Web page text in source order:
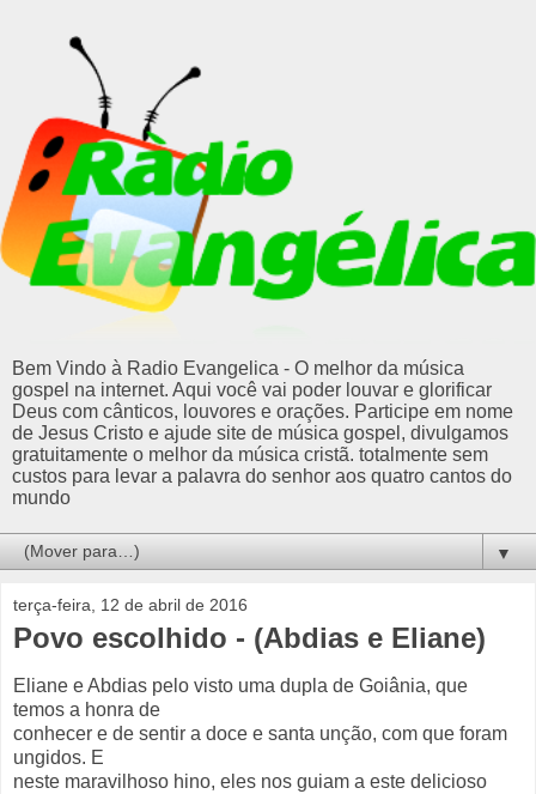
Bem Vindo à Radio Evangelica - O melhor da música
gospel na internet. Aqui você vai poder louvar e glorificar
Deus com cânticos, louvores e orações. Participe em nome
de Jesus Cristo e ajude site de música gospel, divulgamos
gratuitamente o melhor da música cristã. totalmente sem
custos para levar a palavra do senhor aos quatro cantos do
mundo
▼
terça-feira, 12 de abril de 2016
Povo escolhido - (Abdias e Eliane)
Eliane e Abdias pelo visto uma dupla de Goiânia, que
temos a honra de
conhecer e de sentir a doce e santa unção, com que foram
ungidos. E
neste maravilhoso hino, eles nos guiam a este delicioso